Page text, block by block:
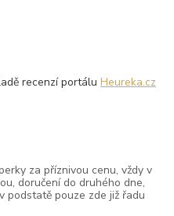
recenzí portáluHeureka.cz
za příznivou cenu, vždy v
doručení do druhého dne,
podstatě pouze zde již řadu